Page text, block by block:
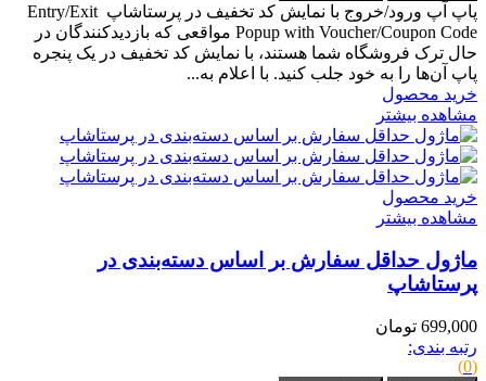
پاپ آپ ورود/خروج با نمایش کد تخفیف در پرستاشاپ Entry/Exit
Popup with Voucher/Coupon Code مواقعی که بازدیدکنندگان در
حال ترک فروشگاه شما هستند، با نمایش کد تخفیف در یک پنجره
پاپ آن‌ها را به خود جلب کنید. با اعلام به...
خرید محصول
مشاهده بیشتر
خرید محصول
مشاهده بیشتر
ماژول حداقل سفارش بر اساس دسته‌بندی در
پرستاشاپ
699,000 تومان
رتبه بندی:
(0)